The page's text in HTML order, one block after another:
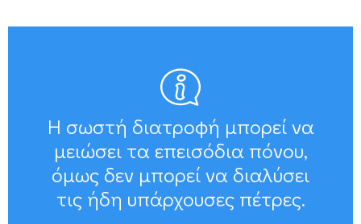
Η σωστή διατροφή μπορεί να
μειώσει τα επεισόδια πόνου,
όμως δεν μπορεί να διαλύσει
τις ήδη υπάρχουσες πέτρες.